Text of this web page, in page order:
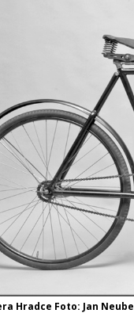
Hradce Foto: Jan